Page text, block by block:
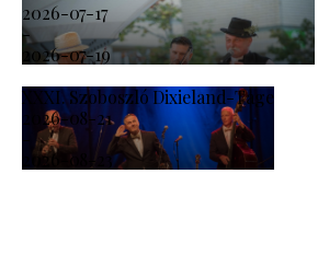
2026-07-17
-
2026-07-19
XXXI. Szoboszló Dixieland-Tage
2026-08-21
-
2026-08-23